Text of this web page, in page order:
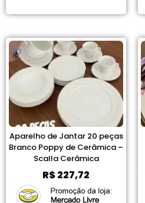
Aparelho de Jantar 20 peças
Branco Poppy de Cerâmica –
Scalla Cerâmica
R$227,72